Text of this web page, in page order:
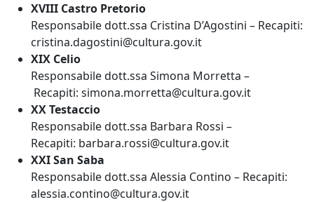
XVIII Castro Pretorio
Responsabile dott.ssa Cristina D’Agostini – Recapiti:
cristina.dagostini@cultura.gov.it
XIX Celio
Responsabile dott.ssa Simona Morretta –
Recapiti: simona.morretta@cultura.gov.it
XX Testaccio
Responsabile dott.ssa Barbara Rossi –
Recapiti: barbara.rossi@cultura.gov.it
XXI San Saba
Responsabile dott.ssa Alessia Contino – Recapiti:
alessia.contino@cultura.gov.it